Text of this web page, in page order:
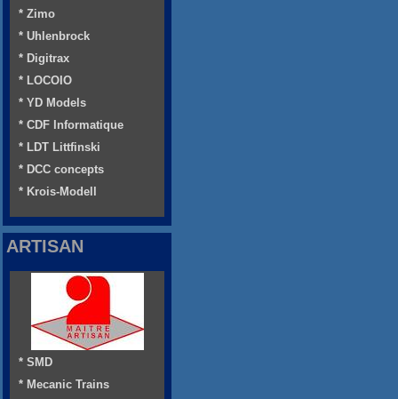
* Zimo
* Uhlenbrock
* Digitrax
* LOCOIO
* YD Models
* CDF Informatique
* LDT Littfinski
* DCC concepts
* Krois-Modell
ARTISAN
* SMD
* Mecanic Trains